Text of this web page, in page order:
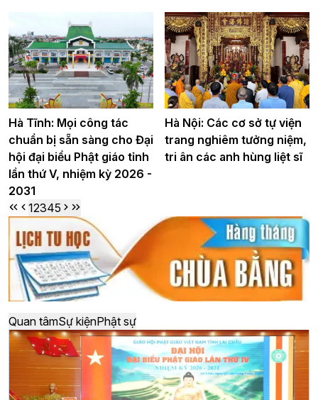
Hà Tĩnh: Mọi công tác
chuẩn bị sẵn sàng cho Đại
hội đại biểu Phật giáo tỉnh
lần thứ V, nhiệm kỳ 2026 -
2031
Hà Nội: Các cơ sở tự viện
trang nghiêm tưởng niệm,
tri ân các anh hùng liệt sĩ
12345
Quan tâmSự kiệnPhật sự